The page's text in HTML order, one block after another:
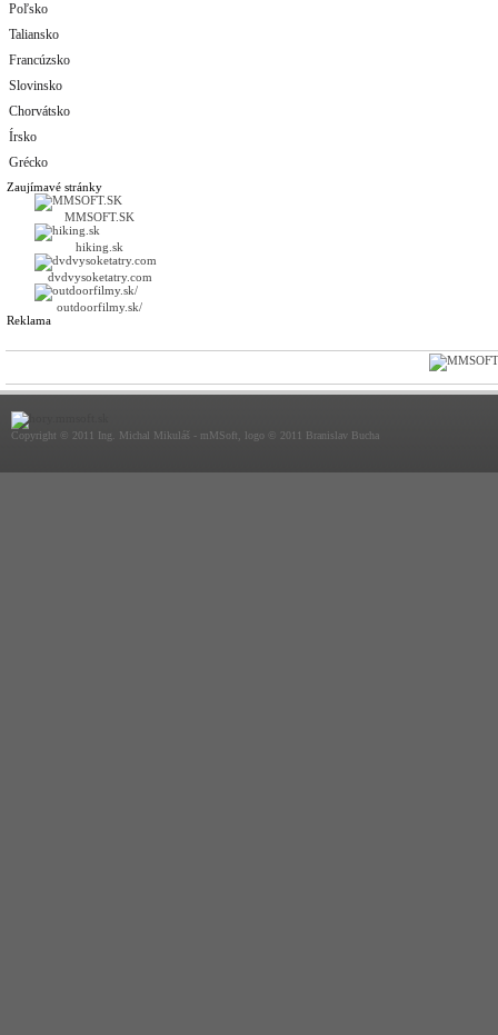
Poľsko
Taliansko
Francúzsko
Slovinsko
Chorvátsko
Írsko
Grécko
Zaujímavé stránky
MMSOFT.SK
hiking.sk
dvdvysoketatry.com
outdoorfilmy.sk/
Reklama
Copyright © 2011 Ing. Michal Mikuláš - mMSoft, logo © 2011 Branislav Bucha